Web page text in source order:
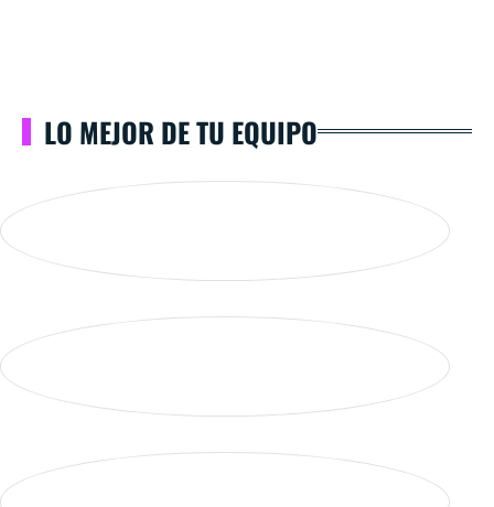
LO MEJOR DE TU EQUIPO